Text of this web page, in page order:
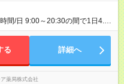
間/日 9:00～20:30の間で1日4.5
※勤務曜日応相談 ☆未経験・無
る 詳細へ
薬局株式会社